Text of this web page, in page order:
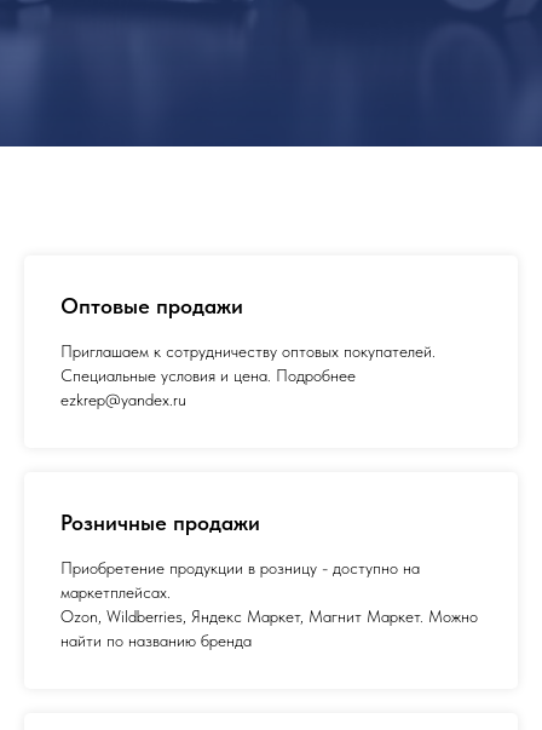
Оптовые продажи
Приглашаем к сотрудничеству оптовых покупателей.
Специальные условия и цена. Подробнее
ezkrep@yandex.ru
Розничные продажи
Приобретение продукции в розницу - доступно на
маркетплейсах.
Ozon, Wildberries, Яндекс Маркет, Магнит Маркет. Можно
найти по названию бренда